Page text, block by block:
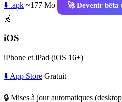
⬇️ .apk ~177 Mo
🚀 Devenir bêta
🍏
iOS
iPhone et iPad (iOS 16+)
⬇️ App Store Gratuit
🔒 Mises à jour automatiques